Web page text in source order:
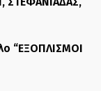
“ΕΞΟΠΛΙΣΜΟΙ